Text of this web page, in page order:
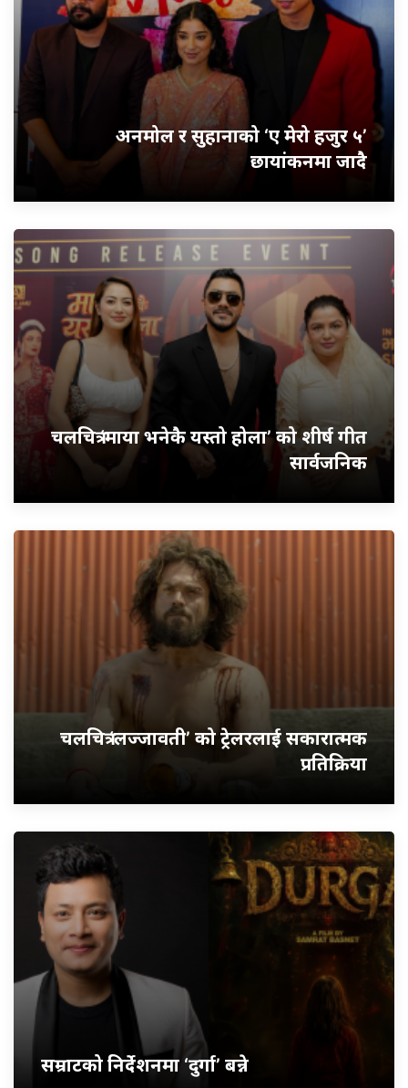
अनमोल र सुहानाको ‘ए मेरो हजुर ५’
छायांकनमा जादै
चलचित्र ‘माया भनेकै यस्तो होला’ को शीर्ष गीत
सार्वजनिक
चलचित्र ‘लज्जावती’ को ट्रेलरलाई सकारात्मक
प्रतिक्रिया
सम्राटको निर्देशनमा ‘दुर्गा’ बन्ने